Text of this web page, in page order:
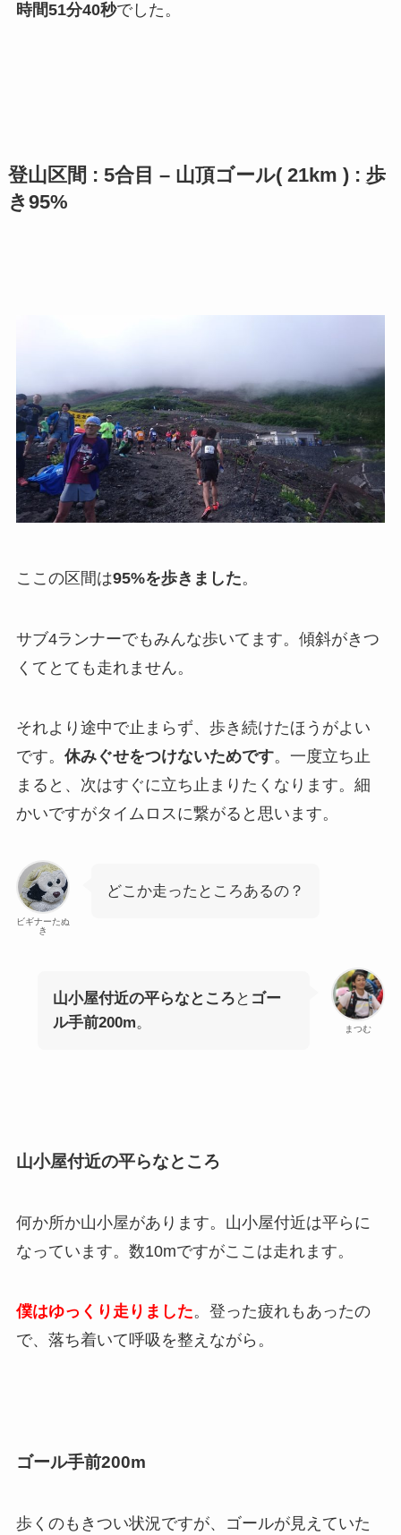
時間51分40秒でした。
登山区間 : 5合目 – 山頂ゴール( 21km ) : 歩
き95%
ここの区間は95%を歩きました。
サブ4ランナーでもみんな歩いてます。傾斜がきつ
くてとても走れません。
それより途中で止まらず、歩き続けたほうがよい
です。 休みぐせをつけないためです。一度立ち止
まると、次はすぐに立ち止まりたくなります。細
かいですがタイムロスに繋がると思います。
ビギナーたぬ
き
どこか走ったところあるの？
まつむ
山小屋付近の平らなところ と ゴー
ル手前200m。
山小屋付近の平らなところ
何か所か山小屋があります。山小屋付近は平らに
なっています。数10mですがここは走れます。
僕はゆっくり走りました。登った疲れもあったの
で、落ち着いて呼吸を整えながら。
ゴール手前200m
歩くのもきつい状況ですが、ゴールが見えていた